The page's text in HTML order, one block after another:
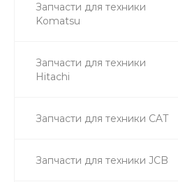
Запчасти для техники
Komatsu
Запчасти для техники
Hitachi
Запчасти для техники CAT
Запчасти для техники JCB